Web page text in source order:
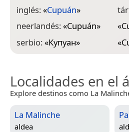
inglés:«Cupuán»
neerlandés:«Cupuán»
serbio:«Купуан»
«
«
Localidades en el
Explore destinos como La
La Malinche
aldea